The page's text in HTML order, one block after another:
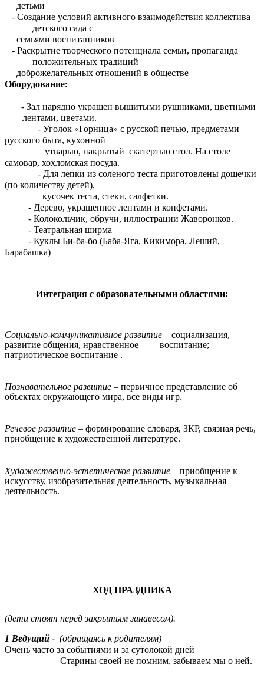
детьми
- Создание условий активного взаимодействия коллектива
детского сада с
семьями воспитанников
- Раскрытие творческого потенциала семьи, пропаганда
положительных традиций
доброжелательных отношений в обществе
Оборудование:
- Зал нарядно украшен вышитыми рушниками, цветными
лентами, цветами.
- Уголок «Горница» с русской печью, предметами
русского быта, кухонной
утварью, накрытый скатертью стол. На столе
самовар, хохломская посуда.
- Для лепки из соленого теста приготовлены дощечки
(по количеству детей),
кусочек теста, стеки, салфетки.
- Дерево, украшенное лентами и конфетами.
- Колокольчик, обручи, иллюстрации Жаворонков.
- Театральная ширма
- Куклы Би-ба-бо (Баба-Яга, Кикимора, Леший,
Барабашка)
Интеграция с образовательными областями:
Социально-коммуникативное развитие – социализация,
развитие общения, нравственное воспитание;
патриотическое воспитание .
Познавательное развитие – первичное представление об
объектах окружающего мира, все виды игр.
Речевое развитие – формирование словаря, ЗКР, связная речь,
приобщение к художественной литературе.
Художественно-эстетическое развитие – приобщение к
искусству, изобразительная деятельность, музыкальная
деятельность.
ХОД ПРАЗДНИКА
(дети стоят перед закрытым занавесом).
1 Ведущий - (обращаясь к родителям)
Очень часто за событиями и за сутолокой дней
Старины своей не помним, забываем мы о ней.